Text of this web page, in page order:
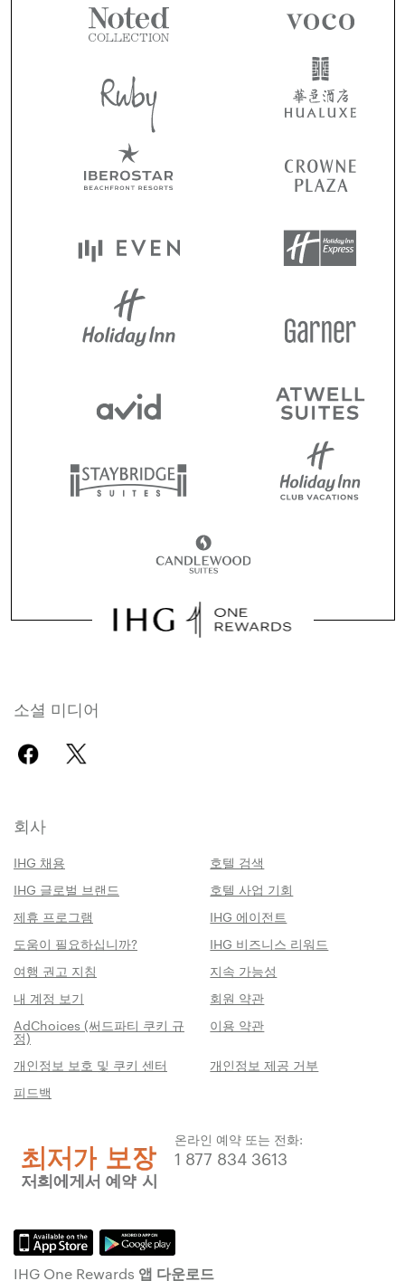
소셜 미디어
회사
IHG 채용
호텔 검색
IHG 글로벌 브랜드
호텔 사업 기회
제휴 프로그램
IHG 에이전트
도움이 필요하십니까?
IHG 비즈니스 리워드
여행 권고 지침
지속 가능성
내 계정 보기
회원 약관
AdChoices (써드파티 쿠키 규
정)
이용 약관
개인정보 보호 및 쿠키 센터
개인정보 제공 거부
피드백
온라인 예약 또는 전화:
1 877 834 3613
IHG One Rewards 앱 다운로드